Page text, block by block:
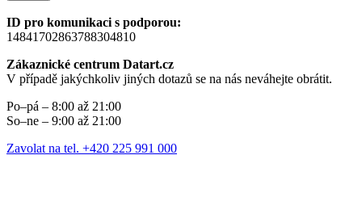
ID pro komunikaci s podporou:
14841702863788304810
Zákaznické centrum Datart.cz
V případě jakýchkoliv jiných dotazů se na nás neváhejte obrátit.
Po–pá – 8:00 až 21:00
So–ne – 9:00 až 21:00
Zavolat na tel. +420 225 991 000